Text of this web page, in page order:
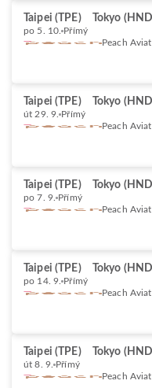
Taipei (TPE) Tokyo
po 5. 10. Přímý
Peach
Taipei (TPE) Tokyo
út 29. 9. Přímý
Peach
Taipei (TPE) Tokyo
po 7. 9. Přímý
Peach
Taipei (TPE) Tokyo
po 14. 9. Přímý
Peach
Taipei (TPE) Tokyo
út 8. 9. Přímý
Peach